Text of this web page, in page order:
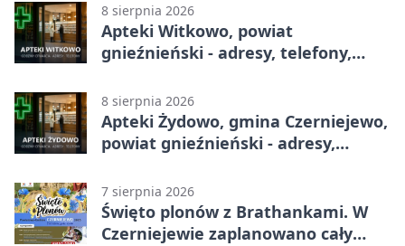
8 sierpnia 2026
Apteki Witkowo, powiat
gnieźnieński - adresy, telefony,
8 sierpnia 2026
Apteki Żydowo, gmina Czerniejewo,
powiat gnieźnieński - adresy,
7 sierpnia 2026
Święto plonów z Brathankami. W
Czerniejewie zaplanowano cały